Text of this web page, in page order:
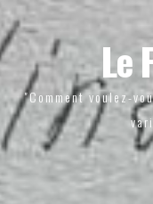
Le
"Comment voulez-